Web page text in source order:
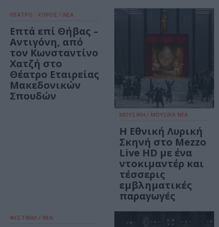
ΘΕΑΤΡΟ - ΧΟΡΟΣ / ΝΕΑ
Επτά επί Θήβας –
Αντιγόνη, από
τον Κωνσταντίνο
Χατζή στο
Θέατρο Εταιρείας
Μακεδονικών
Σπουδών
ΜΟΥΣΙΚΗ / ΜΟΥΣΙΚΑ ΝΕΑ
Η Εθνική Λυρική
Σκηνή στο Mezzo
Live HD με ένα
ντοκιμαντέρ και
τέσσερις
εμβληματικές
παραγωγές
ΦΕΣΤΙΒΑΛ / ΝΕΑ